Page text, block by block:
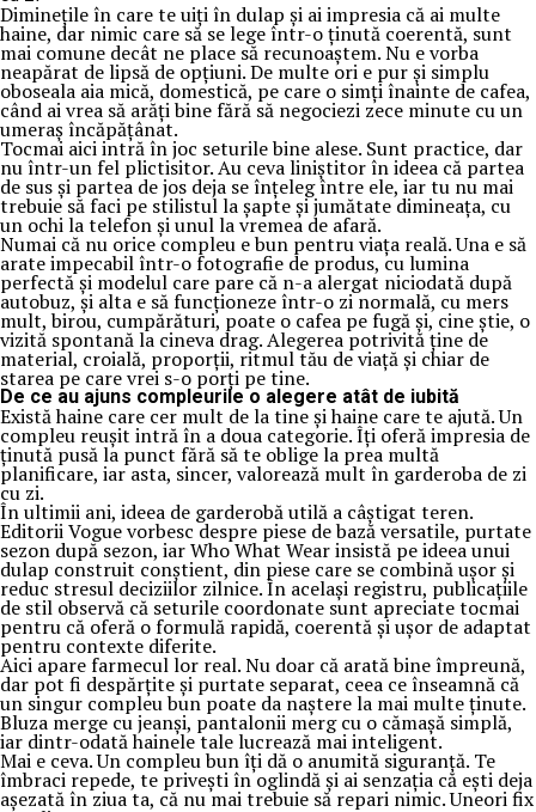
Diminețile în care te uiți în dulap și ai impresia că ai multe
haine, dar nimic care să se lege într-o ținută coerentă, sunt
mai comune decât ne place să recunoaștem. Nu e vorba
neapărat de lipsă de opțiuni. De multe ori e pur și simplu
oboseala aia mică, domestică, pe care o simți înainte de cafea,
când ai vrea să arăți bine fără să negociezi zece minute cu un
umeraș încăpățânat.
Tocmai aici intră în joc seturile bine alese. Sunt practice, dar
nu într-un fel plictisitor. Au ceva liniștitor în ideea că partea
de sus și partea de jos deja se înțeleg între ele, iar tu nu mai
trebuie să faci pe stilistul la șapte și jumătate dimineața, cu
un ochi la telefon și unul la vremea de afară.
Numai că nu orice compleu e bun pentru viața reală. Una e să
arate impecabil într-o fotografie de produs, cu lumina
perfectă și modelul care pare că n-a alergat niciodată după
autobuz, și alta e să funcționeze într-o zi normală, cu mers
mult, birou, cumpărături, poate o cafea pe fugă și, cine știe, o
vizită spontană la cineva drag. Alegerea potrivită ține de
material, croială, proporții, ritmul tău de viață și chiar de
starea pe care vrei s-o porți pe tine.
De ce au ajuns compleurile o alegere atât de iubită
Există haine care cer mult de la tine și haine care te ajută. Un
compleu reușit intră în a doua categorie. Îți oferă impresia de
ținută pusă la punct fără să te oblige la prea multă
planificare, iar asta, sincer, valorează mult în garderoba de zi
cu zi.
În ultimii ani, ideea de garderobă utilă a câștigat teren.
Editorii Vogue vorbesc despre piese de bază versatile, purtate
sezon după sezon, iar Who What Wear insistă pe ideea unui
dulap construit conștient, din piese care se combină ușor și
reduc stresul deciziilor zilnice. În același registru, publicațiile
de stil observă că seturile coordonate sunt apreciate tocmai
pentru că oferă o formulă rapidă, coerentă și ușor de adaptat
pentru contexte diferite.
Aici apare farmecul lor real. Nu doar că arată bine împreună,
dar pot fi despărțite și purtate separat, ceea ce înseamnă că
un singur compleu bun poate da naștere la mai multe ținute.
Bluza merge cu jeanși, pantalonii merg cu o cămașă simplă,
iar dintr-odată hainele tale lucrează mai inteligent.
Mai e ceva. Un compleu bun îți dă o anumită siguranță. Te
îmbraci repede, te privești în oglindă și ai senzația că ești deja
așezată în ziua ta, că nu mai trebuie să repari nimic. Uneori fix